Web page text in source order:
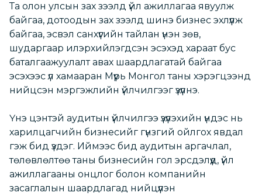
Та олон улсын зах зээлд үйл ажиллагаа явуулж
байгаа, дотоодын зах зээлд шинэ бизнес эхлүүлж
байгаа, эсвэл санхүүгийн тайлан үнэн зөв,
шударгаар илэрхийлэгдсэн эсэхэд хараат бус
баталгаажуулалт авах шаардлагатай байгаа
эсэхээс үл хамааран Мүүрь Монгол таны хэрэгцээнд
нийцсэн мэргэжлийн үйлчилгээг үзүүлнэ.
Үнэ цэнтэй аудитын үйлчилгээ үзүүлэхийн үндэс нь
харилцагчийн бизнесийг гүнзгий ойлгох явдал
гэж бид үздэг. Иймээс бид аудитын аргачлал,
төлөвлөлтөө таны бизнесийн гол эрсдэлүүд, үйл
ажиллагааны онцлог болон компанийн
засаглалын шаардлагад нийцүүлэн